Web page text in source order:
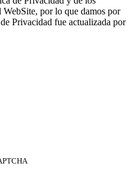
por lo que damos por
Privacidad fue actualizada por